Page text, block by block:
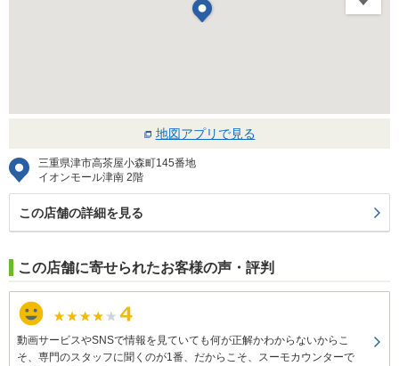
地図アプリで見る
三重県津市高茶屋小森町145番地
イオンモール津南 2階
この店舗の詳細を見る
この店舗に寄せられたお客様の声・評判
動画サービスやSNSで情報を見ていても何が正解かわからないからこ
そ、専門のスタッフに聞くのが1番、だからこそ、スーモカウンターで